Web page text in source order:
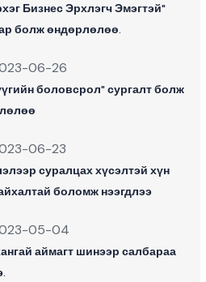
Бизнес Эрхлэгч Эмэгтэй"
болж өндөрлөлөө.
06-26
боловсрол" сургалт болж
06-23
суралцах хүсэлтэй хүн
боломж нээгдлээ
05-04
аймагт шинээр салбараа